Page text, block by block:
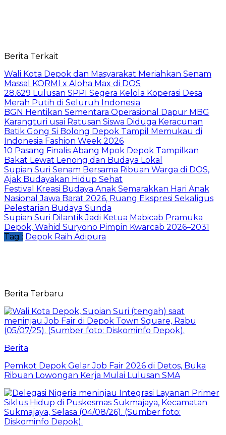
Berita Terkait
Wali Kota Depok dan Masyarakat Meriahkan Senam
Massal KORMI x Aloha Max di DOS
28.629 Lulusan SPPI Segera Kelola Koperasi Desa
Merah Putih di Seluruh Indonesia
BGN Hentikan Sementara Operasional Dapur MBG
Karangturi usai Ratusan Siswa Diduga Keracunan
Batik Gong Si Bolong Depok Tampil Memukau di
Indonesia Fashion Week 2026
10 Pasang Finalis Abang Mpok Depok Tampilkan
Bakat Lewat Lenong dan Budaya Lokal
Supian Suri Senam Bersama Ribuan Warga di DOS,
Ajak Budayakan Hidup Sehat
Festival Kreasi Budaya Anak Semarakkan Hari Anak
Nasional Jawa Barat 2026, Ruang Ekspresi Sekaligus
Pelestarian Budaya Sunda
Supian Suri Dilantik Jadi Ketua Mabicab Pramuka
Depok, Wahid Suryono Pimpin Kwarcab 2026–2031
Tag : Depok Raih Adipura
Berita Terbaru
Berita
Pemkot Depok Gelar Job Fair 2026 di Detos, Buka
Ribuan Lowongan Kerja Mulai Lulusan SMA